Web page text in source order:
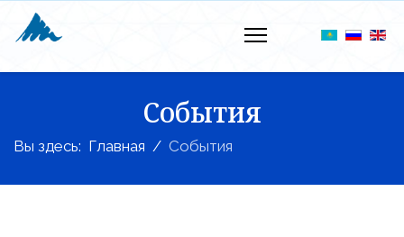
События
Вы здесь: Главная События